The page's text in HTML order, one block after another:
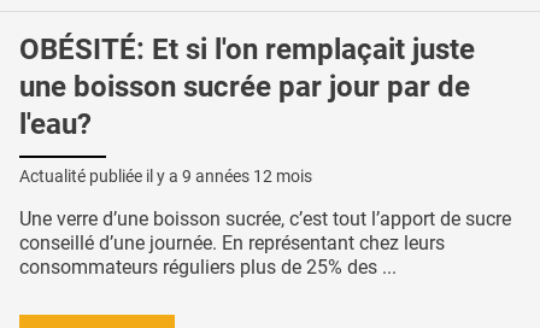
OBÉSITÉ: Et si l'on remplaçait juste
une boisson sucrée par jour par de
l'eau?
Actualité publiée il y a 9 années 12 mois
Une verre d’une boisson sucrée, c’est tout l’apport de sucre
conseillé d’une journée. En représentant chez leurs
consommateurs réguliers plus de 25% des ...